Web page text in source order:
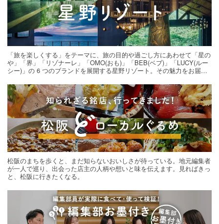
「旅を楽しくする」をテーマに、旅の目的や過ごし方にあわせて「星の
や」「界」「リゾナーレ」「OMO(おも)」「BEB(ベブ)」「LUCY(ルー
シー)」の 6 つのブランドを展開する星野リゾート。その魅力をお届け
松阪のまちを歩くと、まだ知らないおいしさが待っている。地元編集者
が一人で巡り、出会った店主の人柄や想いと味を伝えます。見ればきっ
と、松阪に行きたくなる。